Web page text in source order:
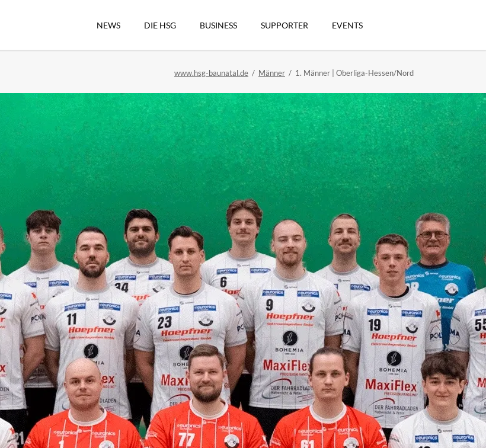
NEWS DIE HSG
Geschäftsstelle
Sekretärswesen
Schiedsrichterwesen
Hallenkassierer
Spieltag-Organisation
Trägervereine
Freude geben
HSG Online-Shop/Fanartikel
Historie
Download
BUSINESS SUPPORTER EVENTS
www.hsg-baunatal.de Männer 1. Männer | Oberliga-Hessen/Nord